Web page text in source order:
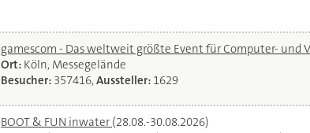
gamescom - Das weltweit größte Event für Computer- und
Ort: Köln, Messegelände
Besucher: 357416,Aussteller: 1629
BOOT & FUN inwater (28.08.-30.08.2026)